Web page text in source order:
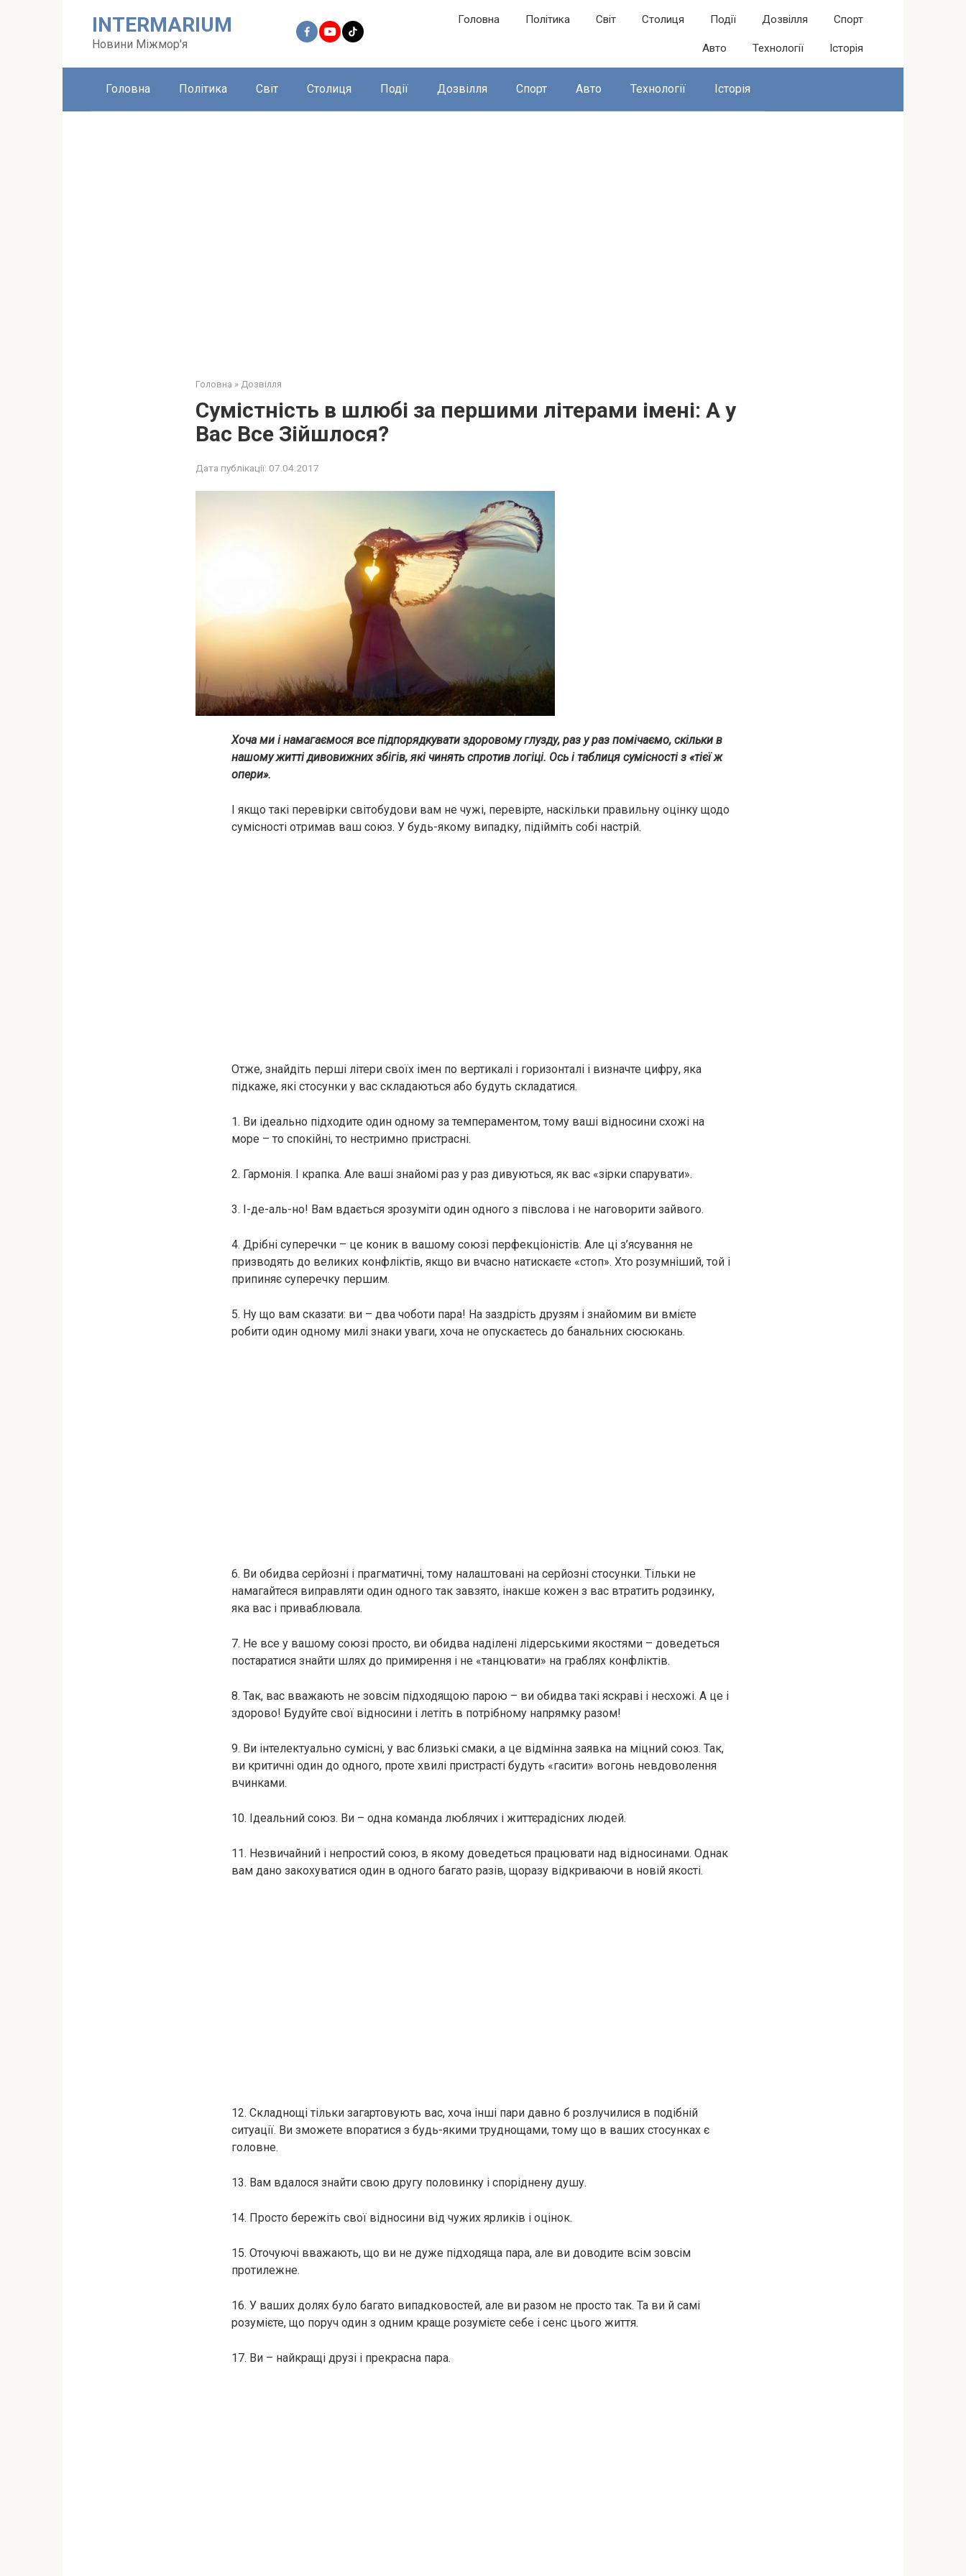
INTERMARIUM
Новини Міжмор'я
Головна Політика Світ Столиця Події Дозвілля Спорт
Авто Технології Історія
Головна Політика Світ Столиця Події Дозвілля Спорт Авто Технології Історія
Головна » Дозвілля
Сумістність в шлюбі за першими літерами імені: А у
Вас Все Зійшлося?
Дата публікації: 07.04.2017
Хоча ми і намагаємося все підпорядкувати здоровому глузду, раз у раз помічаємо, скільки в
нашому житті дивовижних збігів, які чинять спротив логіці. Ось і таблиця сумісності з «тієї ж
опери».
І якщо такі перевірки світобудови вам не чужі, перевірте, наскільки правильну оцінку щодо
сумісності отримав ваш союз. У будь-якому випадку, підійміть собі настрій.
Отже, знайдіть перші літери своїх імен по вертикалі і горизонталі і визначте цифру, яка
підкаже, які стосунки у вас складаються або будуть складатися.
1. Ви ідеально підходите один одному за темпераментом, тому ваші відносини схожі на
море – то спокійні, то нестримно пристрасні.
2. Гармонія. І крапка. Але ваші знайомі раз у раз дивуються, як вас «зірки спарувати».
3. І-де-аль-но! Вам вдається зрозуміти один одного з півслова і не наговорити зайвого.
4. Дрібні суперечки – це коник в вашому союзі перфекціоністів. Але ці з’ясування не
призводять до великих конфліктів, якщо ви вчасно натискаєте «стоп». Хто розумніший, той і
припиняє суперечку першим.
5. Ну що вам сказати: ви – два чоботи пара! На заздрість друзям і знайомим ви вмієте
робити один одному милі знаки уваги, хоча не опускаєтесь до банальних сюсюкань.
6. Ви обидва серйозні і прагматичні, тому налаштовані на серйозні стосунки. Тільки не
намагайтеся виправляти один одного так завзято, інакше кожен з вас втратить родзинку,
яка вас і приваблювала.
7. Не все у вашому союзі просто, ви обидва наділені лідерськими якостями – доведеться
постаратися знайти шлях до примирення і не «танцювати» на граблях конфліктів.
8. Так, вас вважають не зовсім підходящою парою – ви обидва такі яскраві і несхожі. А це і
здорово! Будуйте свої відносини і летіть в потрібному напрямку разом!
9. Ви інтелектуально сумісні, у вас близькі смаки, а це відмінна заявка на міцний союз. Так,
ви критичні один до одного, проте хвилі пристрасті будуть «гасити» вогонь невдоволення
вчинками.
10. Ідеальний союз. Ви – одна команда люблячих і життєрадісних людей.
11. Незвичайний і непростий союз, в якому доведеться працювати над відносинами. Однак
вам дано закохуватися один в одного багато разів, щоразу відкриваючи в новій якості.
12. Складнощі тільки загартовують вас, хоча інші пари давно б розлучилися в подібній
ситуації. Ви зможете впоратися з будь-якими труднощами, тому що в ваших стосунках є
головне.
13. Вам вдалося знайти свою другу половинку і споріднену душу.
14. Просто бережіть свої відносини від чужих ярликів і оцінок.
15. Оточуючі вважають, що ви не дуже підходяща пара, але ви доводите всім зовсім
протилежне.
16. У ваших долях було багато випадковостей, але ви разом не просто так. Та ви й самі
розумієте, що поруч один з одним краще розумієте себе і сенс цього життя.
17. Ви – найкращі друзі і прекрасна пара.